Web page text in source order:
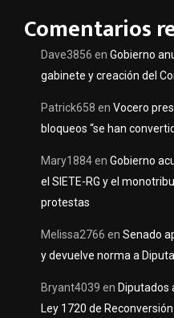
Comentarios
Dave3856 en Gobierno
gabinete y creación del
Patrick658 en Vocero
bloqueos “se han
Mary1884en Gobierno
el SIETE-RG y el
protestas
Melissa2766 en Senado
y devuelve norma a
Bryant4039 en Diputados
Ley 1720 de